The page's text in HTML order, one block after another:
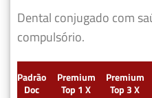
Dental conjugado com
compulsório.
Padrão
Doc
Premium
Top 1 X
Premium
Top 3 X